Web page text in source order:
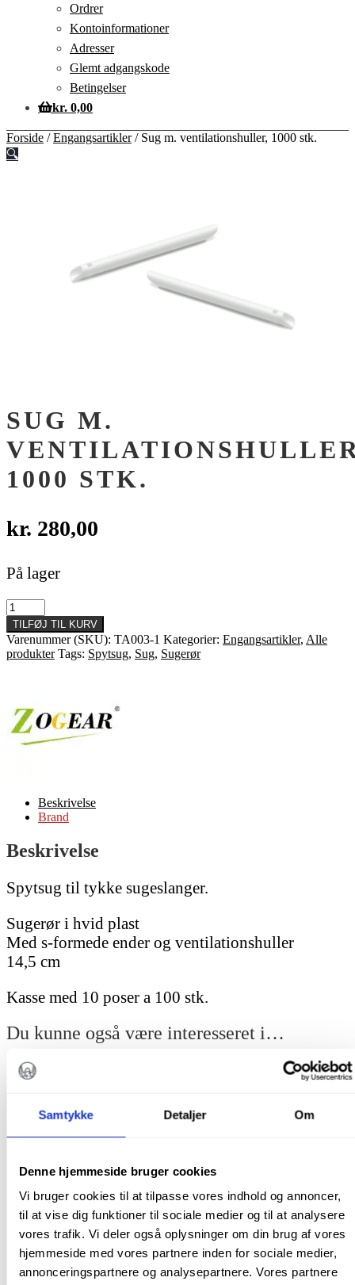
Samtykke Detaljer Om
Denne hjemmeside bruger cookies
Vi bruger cookies til at tilpasse vores indhold og annoncer,
til at vise dig funktioner til sociale medier og til at analysere
vores trafik. Vi deler også oplysninger om din brug af vores
hjemmeside med vores partnere inden for sociale medier,
annonceringspartnere og analysepartnere. Vores partnere
Ordrer
Kontoinformationer
Adresser
Glemt adgangskode
Betingelser
kr. 0,00
Forside /Engangsartikler/ Sug m. ventilationshuller, 1000 stk.
🔍
SUG M.
1000 STK.
kr. 280,00
På lager
Sug
m.
ventilationshuller,
1000
stk.
TILFØJ TIL KURV
Varenummer (SKU): TA003-1 Kategorier: Engangsartikler, Alle
produkter Tags: Spytsug, Sug, Sugerør
Beskrivelse
Brand
Beskrivelse
Spytsug til tykke sugeslanger.
Sugerør i hvid plast
Med s-formede ender og ventilationshuller
14,5 cm
Kasse med 10 poser a 100 stk.
Du kunne også være interesseret i…